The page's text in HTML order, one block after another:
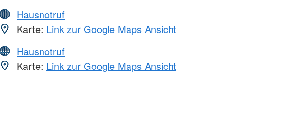
Hausnotruf
Karte: Link zur Google Maps Ansicht
Hausnotruf
Karte: Link zur Google Maps Ansicht